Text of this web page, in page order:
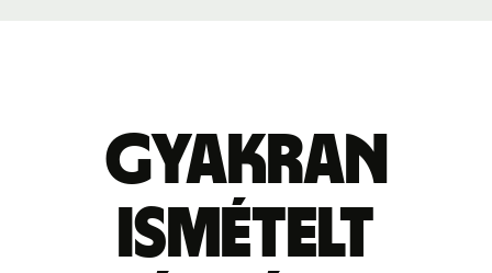
Gyakran
ismételt